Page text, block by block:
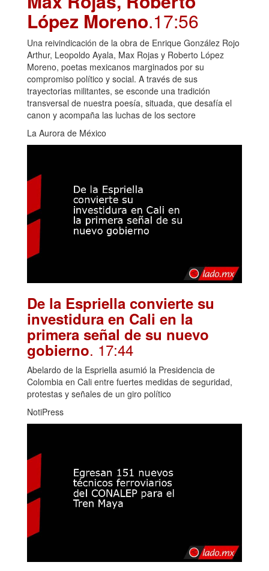
López Moreno.17:56
Una reivindicación de la obra de Enrique González Rojo
Arthur, Leopoldo Ayala, Max Rojas y Roberto López
Moreno, poetas mexicanos marginados por su
compromiso político y social. A través de sus
trayectorias militantes, se esconde una tradición
transversal de nuestra poesía, situada, que desafía el
canon y acompaña las luchas de los sectore
La Aurora de México
De la Espriella convierte su
investidura en Cali en la
primera señal de su nuevo
gobierno. 17:44
Abelardo de la Espriella asumió la Presidencia de
Colombia en Cali entre fuertes medidas de seguridad,
protestas y señales de un giro político
NotiPress